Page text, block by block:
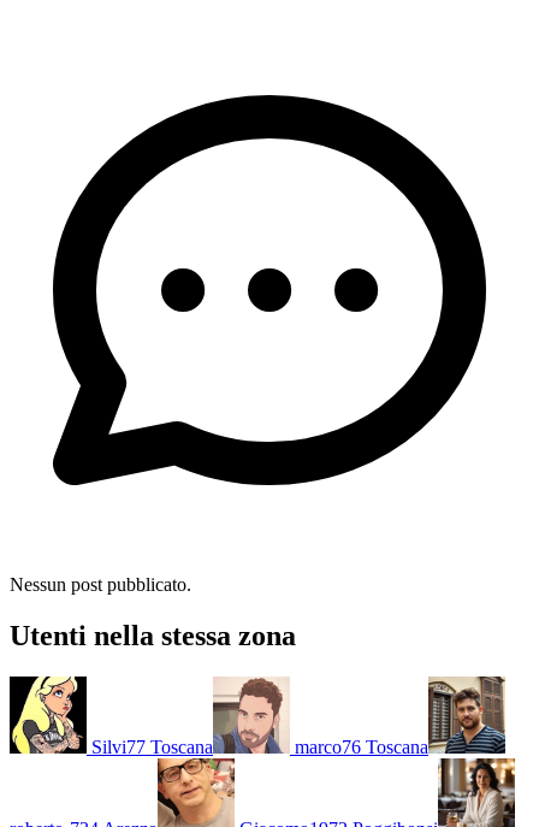
Nessun post pubblicato.
Utenti nella stessa zona
Silvi77 Toscana marco76 Toscana